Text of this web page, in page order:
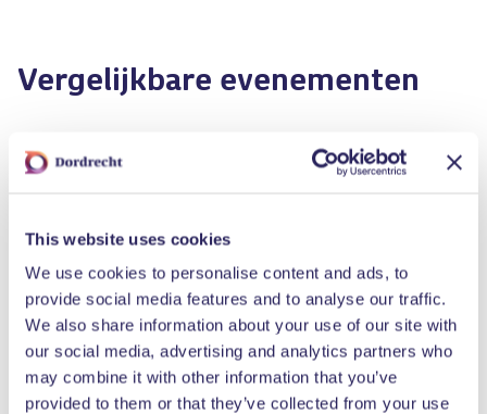
This website uses cookies
We use cookies to personalise content and ads, to
provide social media features and to analyse our traffic.
We also share information about your use of our site with
our social media, advertising and analytics partners who
may combine it with other information that you’ve
provided to them or that they’ve collected from your use
Vergelijkbare evenementen
wo 12 aug. 2026 10:30
Wetland Struintocht
wo 12 aug. 2026 11:30
Instapwandeling Gilde